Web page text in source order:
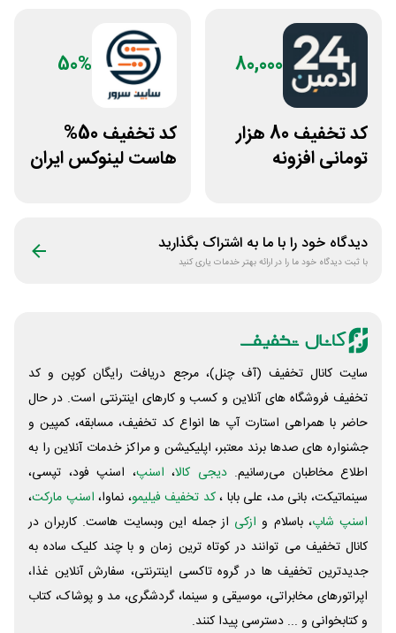
80,000
کد تخفیف 80 هزار
تومانی افزونه
50%
کد تخفیف 50%
هاست لینوکس ایران
دیدگاه خود را با ما به اشتراک بگذارید
با ثبت دیدگاه خود ما را در ارائه بهتر خدمات یاری کنید
سایت کانال تخفیف (آف چنل)، مرجع دریافت رایگان کوپن و کد
تخفیف فروشگاه های آنلاین و کسب و‌ کارهای اینترنتی است. در حال
حاضر با همراهی استارت آپ ها انواع کد تخفیف، مسابقه، کمپین و
جشنواره های صدها برند معتبر، اپلیکیشن و مراکز خدمات آنلاین را به
اطلاع مخاطبان می‌رسانیم. دیجی کالا، اسنپ، اسنپ فود، تپسی،
سینماتیکت، بانی مد، علی‌ بابا ،کد تخفیف فیلیمو، نماوا، اسنپ مارکت،
اسنپ شاپ، باسلام و ازکی از جمله این وبسایت ‌هاست. کاربران در
کانال تخفیف می توانند در کوتاه ترین زمان و با چند کلیک ساده به
جدیدترین تخفیف ها در گروه تاکسی اینترنتی، سفارش آنلاین غذا،
اپراتورهای مخابراتی، موسیقی و سینما، گردشگری، مد و پوشاک، کتاب
و کتابخوانی و ... دسترسی پیدا کنند.